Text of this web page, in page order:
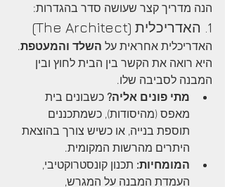
הנה מדריך קצר שעושה סדר בהגדרות:
1. האדריכלית (The Architect)
האדריכלית אחראית על השלד והמעטפת.
היא רואה את הקשר בין הבית לחוץ ובין
המבנה לסביבה שלו.
מתי פונים אליה? כשבונים בית
מאפס (מהיסודות), כשמתכננים
תוספת בנייה, או כשיש צורך בהוצאת
היתרים מהרשות המקומית.
המומחיות: תכנון קונסטרוקטיבי,
העמדת המבנה על המגרש,